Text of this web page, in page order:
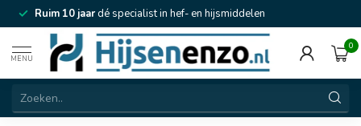
Ruim 10 jaardé specialist in hef- en hijsmiddelen
MENU
0